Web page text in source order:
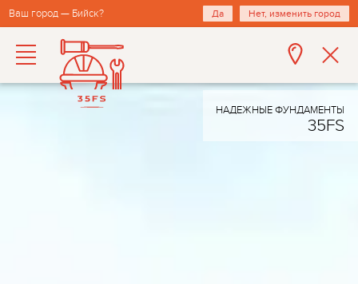
Ваш город — Бийск? Да Нет, изменить город
НАДЕЖНЫЕ ФУНДАМЕНТЫ
35FS